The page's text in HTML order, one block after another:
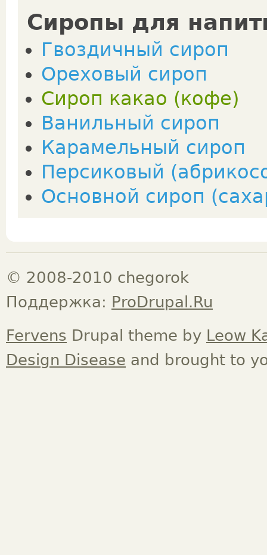
Сиропы для
Гвоздичный сироп
Ореховый сироп
Сироп какао (кофе)
Ванильный сироп
Карамельный сироп
Персиковый
Основной сироп
© 2008-2010 chegorok
Поддержка: ProDrupal.Ru
Fervens Drupal theme by Leow
Design Disease and brought to